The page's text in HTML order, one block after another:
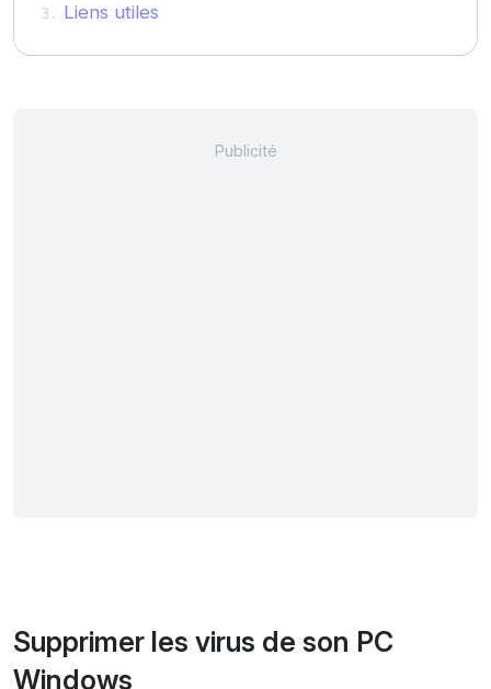
Liens utiles
Supprimer les virus de son PC
Windows